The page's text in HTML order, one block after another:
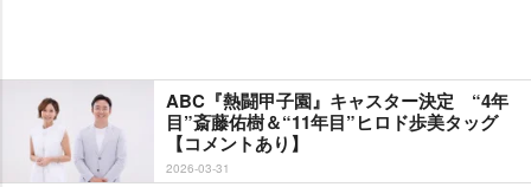
ABC『熱闘甲子園』キャスター決定 “4年
目”斎藤佑樹＆“11年目”ヒロド歩美タッグ
【コメントあり】
2026-03-31